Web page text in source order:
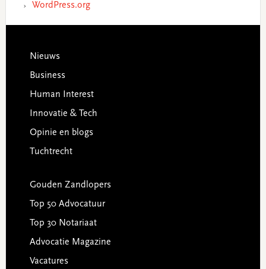
WordPress.org
Footer
Nieuws
Business
Human Interest
Innovatie & Tech
Opinie en blogs
Tuchtrecht
Gouden Zandlopers
Top 50 Advocatuur
Top 30 Notariaat
Advocatie Magazine
Vacatures